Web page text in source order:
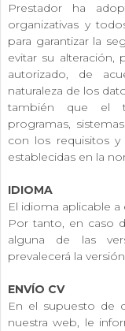
Prestador ha
organizativas y
para garantizar la
evitar su alteración,
autorizado, de
naturaleza de los
también que el
programas,
con los requisitos y
establecidas en la
IDIOMA
El idioma aplicable
Por tanto, en caso
alguna de las
prevalecerá la
ENVÍO CV
En el supuesto de
nuestra web, le